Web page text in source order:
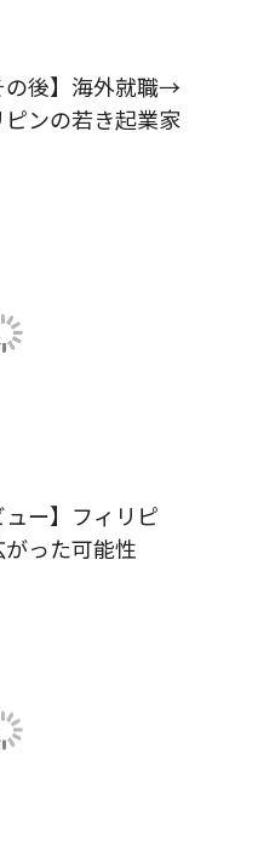
の後】海外就職→
ンの若き起業家
ュー】フィリピ
った可能性